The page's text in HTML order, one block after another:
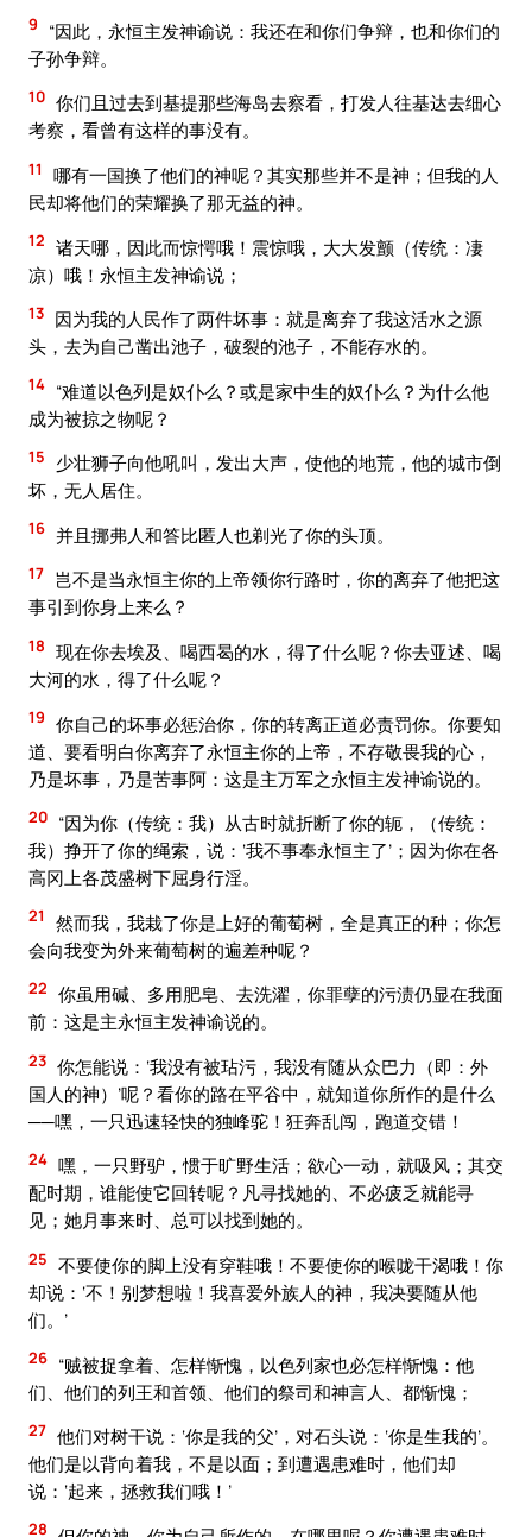
9
“因此，永恒主发神谕说：我还在和你们争辩，也和你们的
子孙争辩。
10 你们且过去到基提那些海岛去察看，打发人往基达去细心
考察，看曾有这样的事没有。
11
哪有一国换了他们的神呢？其实那些并不是神；但我的人
民却将他们的荣耀换了那无益的神。
12 诸天哪，因此而惊愕哦！震惊哦，大大发颤（传统：凄
凉）哦！永恒主发神谕说；
13 因为我的人民作了两件坏事：就是离弃了我这活水之源
头，去为自己凿出池子，破裂的池子，不能存水的。
14 “难道以色列是奴仆么？或是家中生的奴仆么？为什么他
成为被掠之物呢？
15
少壮狮子向他吼叫，发出大声，使他的地荒，他的城市倒
坏，无人居住。
16 并且挪弗人和答比匿人也剃光了你的头顶。
17 岂不是当永恒主你的上帝领你行路时，你的离弃了他把这
事引到你身上来么？
18 现在你去埃及、喝西曷的水，得了什么呢？你去亚述、喝
大河的水，得了什么呢？
19 你自己的坏事必惩治你，你的转离正道必责罚你。你要知
道、要看明白你离弃了永恒主你的上帝，不存敬畏我的心，
乃是坏事，乃是苦事阿：这是主万军之永恒主发神谕说的。
20 “因为你（传统：我）从古时就折断了你的轭，（传统：
我）挣开了你的绳索，说：‘我不事奉永恒主了’；因为你在各
高冈上各茂盛树下屈身行淫。
21
然而我，我栽了你是上好的葡萄树，全是真正的种；你怎
会向我变为外来葡萄树的遍差种呢？
22 你虽用碱、多用肥皂、去洗濯，你罪孽的污渍仍显在我面
前：这是主永恒主发神谕说的。
23 你怎能说：‘我没有被玷污，我没有随从众巴力（即：外
国人的神）’呢？看你的路在平谷中，就知道你所作的是什么
──嘿，一只迅速轻快的独峰驼！狂奔乱闯，跑道交错！
24 嘿，一只野驴，惯于旷野生活；欲心一动，就吸风；其交
配时期，谁能使它回转呢？凡寻找她的、不必疲乏就能寻
见；她月事来时、总可以找到她的。
25 不要使你的脚上没有穿鞋哦！不要使你的喉咙干渴哦！你
却说：‘不！别梦想啦！我喜爱外族人的神，我决要随从他
们。’
26 “贼被捉拿着、怎样惭愧，以色列家也必怎样惭愧：他
们、他们的列王和首领、他们的祭司和神言人、都惭愧；
27 他们对树干说：‘你是我的父’，对石头说：‘你是生我的’。
他们是以背向着我，不是以面；到遭遇患难时，他们却
说：‘起来，拯救我们哦！’
28